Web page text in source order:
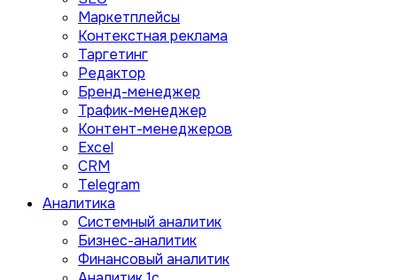
Маркетплейсы
Контекстная реклама
Таргетинг
Редактор
Бренд-менеджер
Трафик-менеджер
Контент-менеджеров
Excel
CRM
Telegram
Аналитика
Системный аналитик
Бизнес-аналитик
Финансовый аналитик